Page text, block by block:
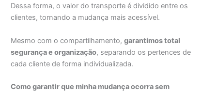
Dessa forma, o valor do transporte é dividido entre os
clientes, tornando a mudança mais acessível.
Mesmo com o compartilhamento,garantimos total
segurança e organização, separando os pertences de
cada cliente de forma individualizada.
Como garantir que minha mudança ocorra sem